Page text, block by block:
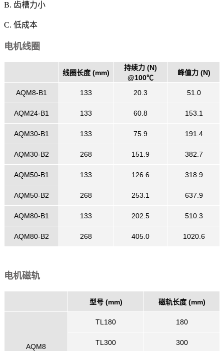
B. 齿槽力小
C. 低成本
电机线圈
线圈长度 (mm)
持续力 (N)
@100℃
峰值力 (N)
AQM8-B1 133 20.3 51.0
AQM24-B1 133 60.8 153.1
AQM30-B1 133 75.9 191.4
AQM30-B2 268 151.9 382.7
AQM50-B1 133 126.6 318.9
AQM50-B2 268 253.1 637.9
AQM80-B1 133 202.5 510.3
AQM80-B2 268 405.0 1020.6
电机磁轨
型号 (mm) 磁轨长度 (mm)
AQM8
TL180 180
TL300 300